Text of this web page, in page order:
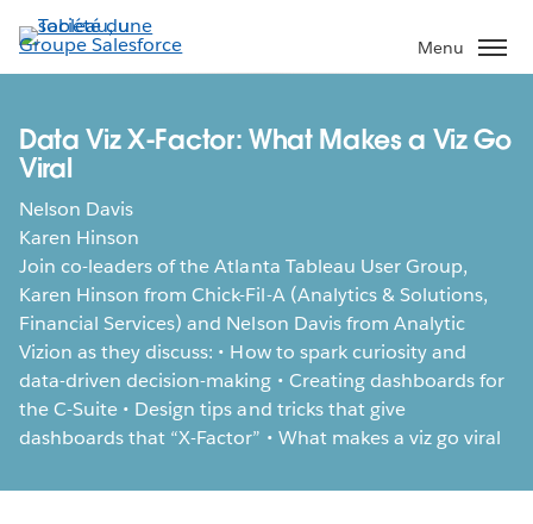
Aller
au
contenu
Menu
Data Viz X-Factor: What Makes a Viz Go
Viral
Nelson Davis
Karen Hinson
Join co-leaders of the Atlanta Tableau User Group,
Karen Hinson from Chick-Fil-A (Analytics & Solutions,
Financial Services) and Nelson Davis from Analytic
Vizion as they discuss: • How to spark curiosity and
data-driven decision-making • Creating dashboards for
the C-Suite • Design tips and tricks that give
dashboards that “X-Factor” • What makes a viz go viral